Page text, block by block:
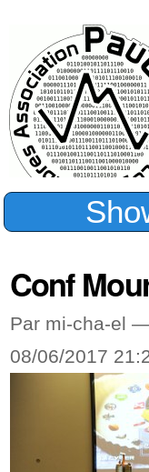
Chercher
Conf
Par mi-cha-el
08/06/2017